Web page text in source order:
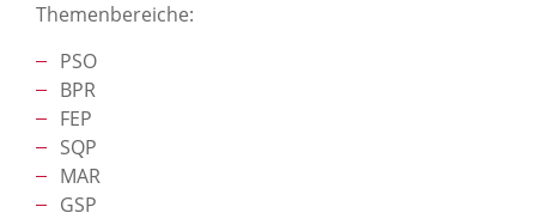
Themenbereiche:
PSO
BPR
FEP
SQP
MAR
GSP